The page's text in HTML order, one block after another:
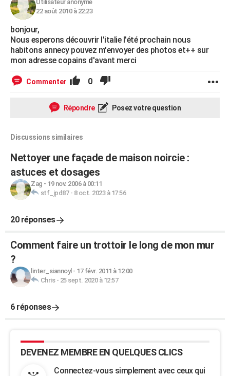
Utilisateur anonyme
22 août 2010 à 22:23
bonjour,
Nous esperons découvrir l'italie l'été prochain nous
habitons annecy pouvez m'envoyer des photos et++ sur
mon adresse copains d'avant merci
Commenter 0
Répondre Posez votre question
Discussions similaires
Nettoyer une façade de maison noircie :
astuces et dosages
Zag - 19 nov. 2006 à 00:11
stf_jpd87- 8 oct. 2023 à 17:56
20 réponses
Comment faire un trottoir le long de mon mur
?
linter_siannoyl - 17 févr. 2011 à 12:00
Chris- 25 sept. 2020 à 12:57
6 réponses
DEVENEZ MEMBRE EN QUELQUES CLICS
Connectez-vous simplement avec ceux qui